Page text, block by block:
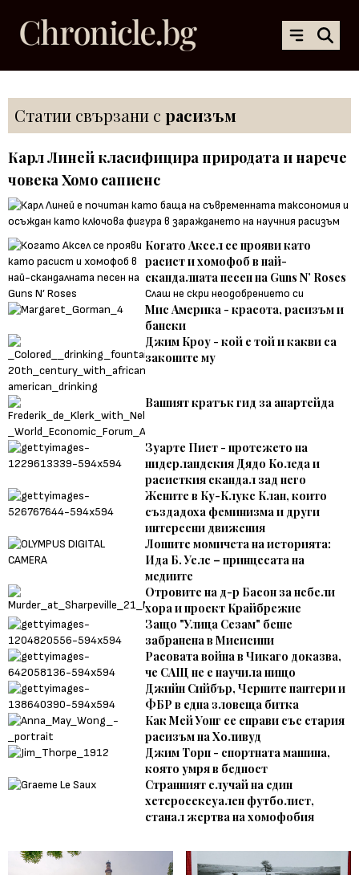
Статии свързани с расизъм
Карл Линей класифицира природата и нарече
човека Хомо сапиенс
Когато Аксел се прояви като
расист и хомофоб в най-
скандалната песен на Guns N’ Roses
Слаш не скри неодобрението си
Мис Америка - красота, расизъм и
бански
Джим Кроу - кой е той и какви са
законите му
Вашият кратък гид за апартейда
Зуарте Пиет - протежето на
нидерландския Дядо Коледа и
расисткия скандал зад него
Жените в Ку-Клукс Клан, които
създадоха феминизма и други
интересни движения
Лошите момичета на историята:
Ида Б. Уелс – принцесата на
медиите
Отровите на д-р Басон за небели
хора и проект Крайбрежие
Защо "Улица Сезам" беше
забранена в Мисисипи
Расовата война в Чикаго доказва,
че САЩ не е научила нищо
Джийн Сийбър, Черните пантери и
ФБР в една зловеща битка
Как Мей Уонг се справи със стария
расизъм на Холивуд
Джим Торп - спортната машина,
която умря в бедност
Странният случай на един
хетеросексуален футболист,
станал жертва на хомофобия